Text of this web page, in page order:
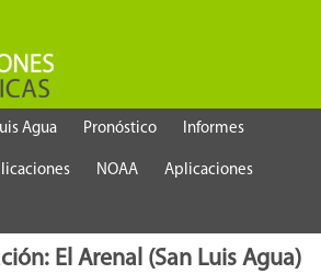
Agua Pronóstico Informes
NOAA Aplicaciones
El Arenal (San Luis Agua)